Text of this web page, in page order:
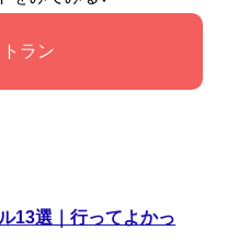
ラン
13選｜行ってよかっ